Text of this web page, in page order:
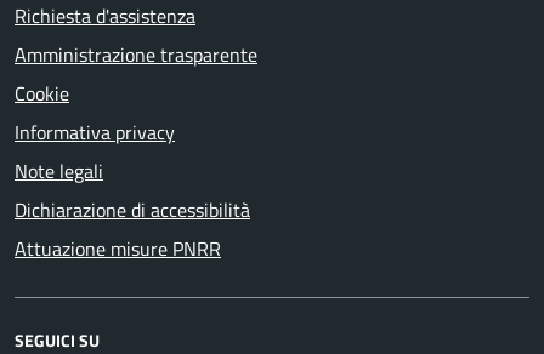
Richiesta d'assistenza
Amministrazione trasparente
Cookie
Informativa privacy
Note legali
Dichiarazione di accessibilità
Attuazione misure PNRR
SEGUICI SU